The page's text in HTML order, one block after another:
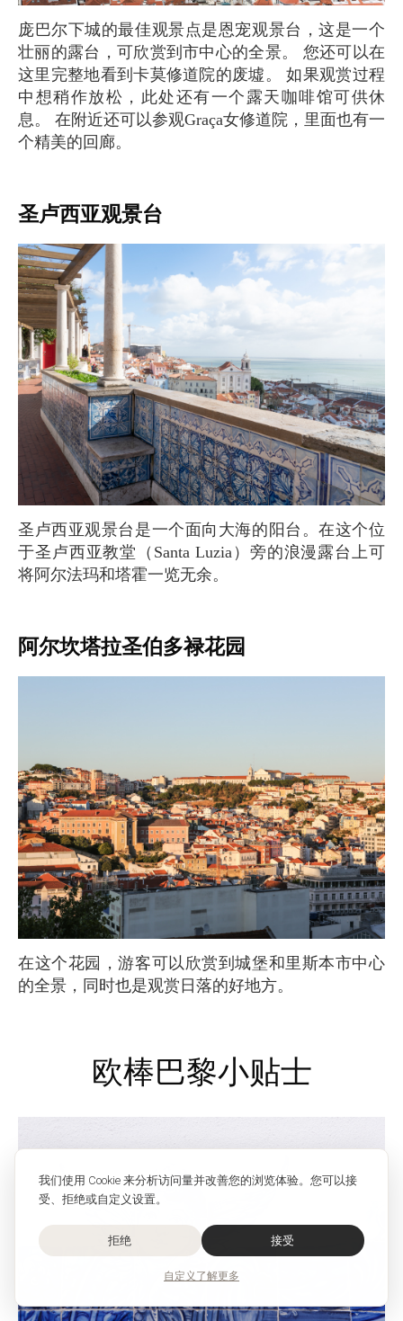
我们使用 Cookie 来分析访问量并改善您的浏览体验。您可以接
受、拒绝或自定义设置。
拒绝 接受
自定义 了解更多
庞巴尔下城的最佳观景点是恩宠观景台，这是一个
壮丽的露台，可欣赏到市中心的全景。 您还可以在
这里完整地看到卡莫修道院的废墟。 如果观赏过程
中想稍作放松，此处还有一个露天咖啡馆可供休
息。 在附近还可以参观Graça女修道院，里面也有一
个精美的回廊。
圣卢西亚观景台
圣卢西亚观景台是一个面向大海的阳台。在这个位
于圣卢西亚教堂（Santa Luzia）旁的浪漫露台上可
将阿尔法玛和塔霍一览无余。
阿尔坎塔拉圣伯多禄花园
在这个花园，游客可以欣赏到城堡和里斯本市中心
的全景，同时也是观赏日落的好地方。
欧棒巴黎小贴士